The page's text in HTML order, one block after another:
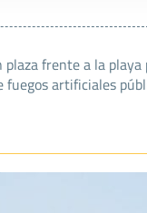
frente a la
artificiales